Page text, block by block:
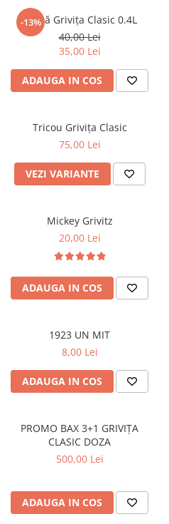
-13%
Halbă Grivița Clasic 0.4L
40,00 Lei
35,00 Lei
ADAUGA IN COS
Tricou Grivița Clasic
75,00 Lei
VEZI VARIANTE
Mickey Grivitz
20,00 Lei
ADAUGA IN COS
1923 UN MIT
8,00 Lei
ADAUGA IN COS
PROMO BAX 3+1 GRIVIȚA
CLASIC DOZA
500,00 Lei
ADAUGA IN COS